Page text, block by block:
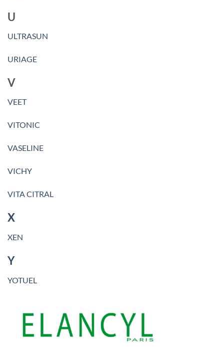
U
ULTRASUN
URIAGE
V
VEET
VITONIC
VASELINE
VICHY
VITA CITRAL
X
XEN
Y
YOTUEL